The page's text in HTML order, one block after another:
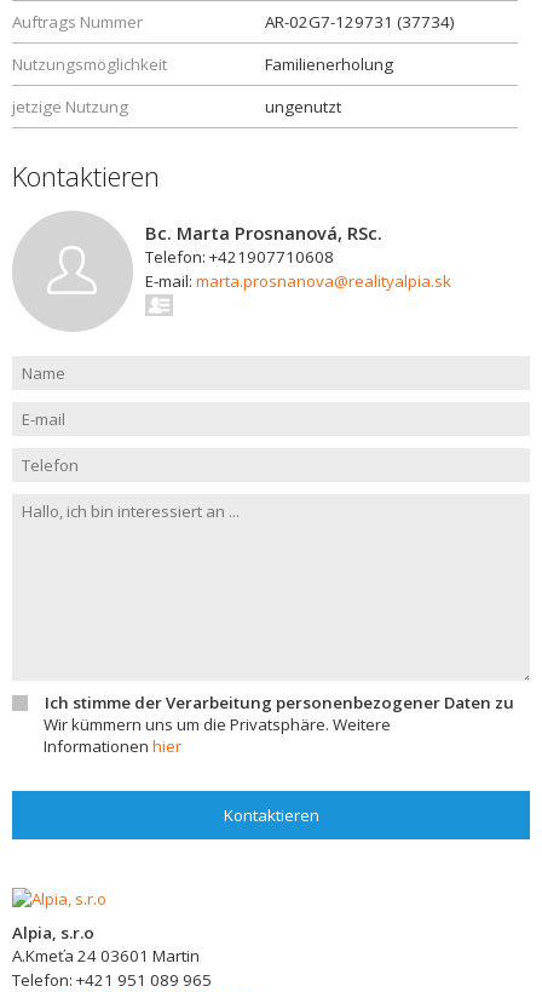
Auftrags Nummer
AR-02G7-129731 (37734)
Nutzungsmöglichkeit
Familienerholung
jetzige Nutzung
ungenutzt
Kontaktieren
Bc. Marta Prosnanová, RSc.
Telefon: +421907710608
E-mail: marta.prosnanova@realityalpia.sk
Ich stimme der Verarbeitung personenbezogener Daten zu
Wir kümmern uns um die Privatsphäre. Weitere
Informationen hier
Kontaktieren
Alpia, s.r.o
A.Kmeťa 2403601 Martin
Telefon: +421 951 089 965